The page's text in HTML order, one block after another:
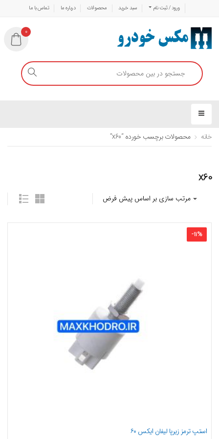
ورود / ثبت نام سبد خرید محصولات درباره ما تماس با ما
0
خانه محصولات برچسب خورده “x60”
x60
-11%
استپ ترمز زیرپا لیفان ایکس ۶۰